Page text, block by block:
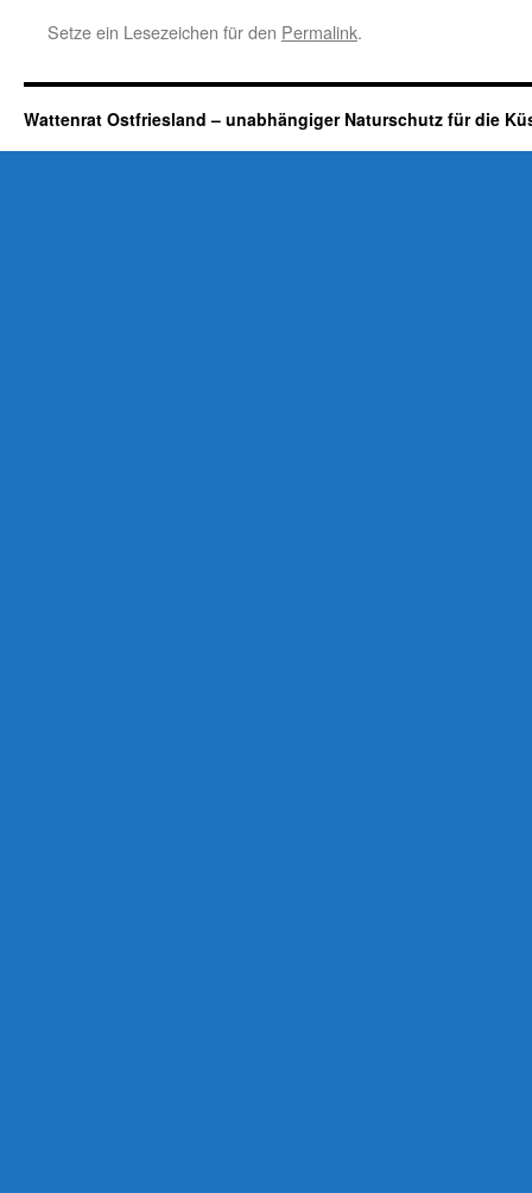
Setze ein Lesezeichen für den Permalink.
Wattenrat Ostfriesland – unabhängiger Naturschutz für die